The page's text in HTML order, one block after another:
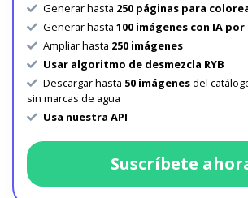
Generar hasta 250 páginas para
Generar hasta 100 imágenes con IA
Ampliar hasta 250 imágenes
Usar algoritmo de desmezcla RYB
Descargar hasta 50 imágenesdel
sin marcas de agua
Usa nuestra API
Suscríbete